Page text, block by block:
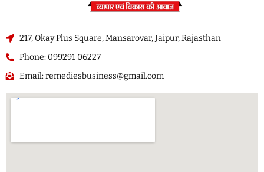
217, Okay Plus Square, Mansarovar, Jaipur, Rajasthan
Phone: 099291 06227
Email: remediesbusiness@gmail.com